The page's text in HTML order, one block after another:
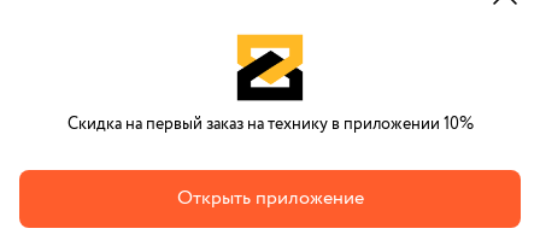
Позвонить
Вячеслав Тихонов
Скидка на первый заказ на технику в приложении 10%
Открыть приложение